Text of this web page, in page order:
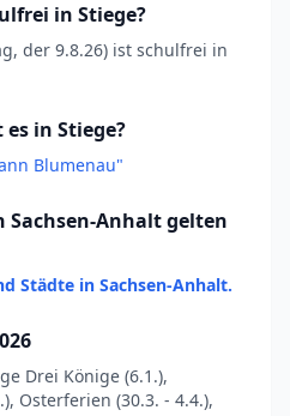
in Stiege?
der 9.8.26) ist schulfrei in
in Stiege?
Blumenau"
Sachsen-Anhalt gelten
Städte in Sachsen-Anhalt.
Drei Könige (6.1.),
Osterferien (30.3. - 4.4.),